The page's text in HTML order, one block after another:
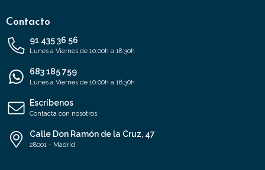
Contacto
91 435 36 56
Lunes a Viernes de 10:00h a 18:30h
683 185 759
Lunes a Viernes de 10:00h a 18:30h
Escríbenos
Contacta con nosotros
Calle Don Ramón de la Cruz, 47
28001 - Madrid